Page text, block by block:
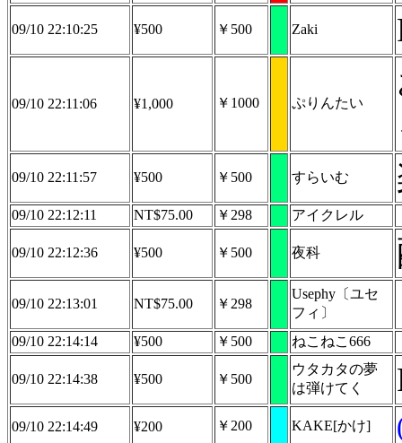
09/10 22:10:25 ¥500 ￥500 Zaki
09/10 22:11:06 ¥1,000 ￥1000 ぷりんたい
09/10 22:11:57 ¥500 ￥500 すらいむ
09/10 22:12:11 NT$75.00 ￥298 アイクレル
09/10 22:12:36 ¥500 ￥500 夜科
09/10 22:13:01 NT$75.00 ￥298
Usephy〔ユセ
フィ〕
09/10 22:14:14 ¥500 ￥500 ねこねこ666
09/10 22:14:38 ¥500 ￥500
ウタカタの夢
は弾けてく
09/10 22:14:49 ¥200 ￥200 KAKE[かけ]